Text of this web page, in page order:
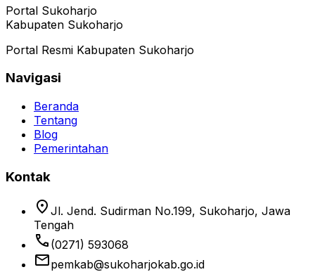
Portal Sukoharjo
Kabupaten Sukoharjo
Portal Resmi Kabupaten Sukoharjo
Navigasi
Beranda
Tentang
Blog
Pemerintahan
Kontak
location_on Jl. Jend. Sudirman No.199, Sukoharjo, Jawa
Tengah
phone (0271) 593068
emailpemkab@sukoharjokab.go.id